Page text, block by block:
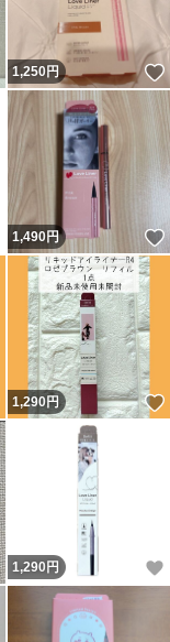
いいね！
1,250円
いいね！
1,490円
いいね！
1,290円
いいね！
1,290 円